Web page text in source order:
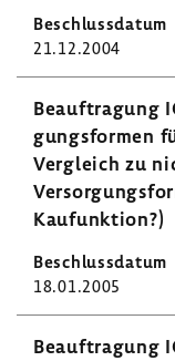
21.12.2004
Beauf­tra­gung
gungs­formen
Vergleich zu
Kaufunk­tion?)
18.01.2005
Beauf­tra­gung